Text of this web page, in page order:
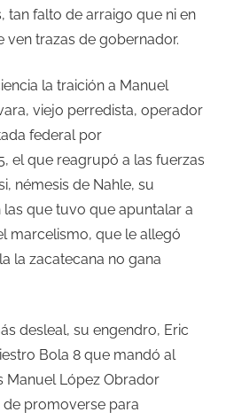
tan falto de arraigo que ni en
ven trazas de gobernador.
la traición a Manuel
viejo perredista, operador
federal por
el que reagrupó a las fuerzas
némesis de Nahle, su
que tuvo que apuntalar a
marcelismo, que le allegó
la zacatecana no gana
desleal, su engendro, Eric
Bola 8 que mandó al
Manuel López Obrador
promoverse para